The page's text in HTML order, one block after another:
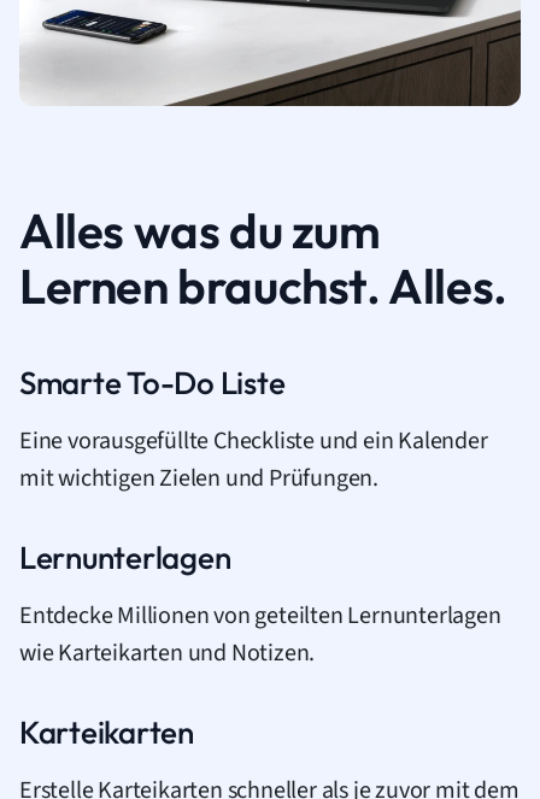
Alles was du zum
Lernen brauchst. Alles.
Smarte To-Do Liste
Eine vorausgefüllte Checkliste und ein Kalender
mit wichtigen Zielen und Prüfungen.
Lernunterlagen
Entdecke Millionen von geteilten Lernunterlagen
wie Karteikarten und Notizen.
Karteikarten
Erstelle Karteikarten schneller als je zuvor mit dem